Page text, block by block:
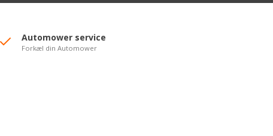
Automower service
Forkæl din Automower